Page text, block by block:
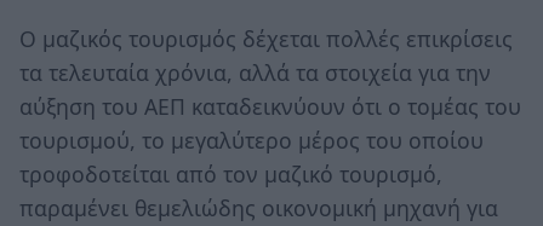
Ο μαζικός τουρισμός δέχεται πολλές επικρίσεις
τα τελευταία χρόνια, αλλά τα στοιχεία για την
αύξηση του ΑΕΠ καταδεικνύουν ότι ο τομέας του
τουρισμού, το μεγαλύτερο μέρος του οποίου
τροφοδοτείται από τον μαζικό τουρισμό,
παραμένει θεμελιώδης οικονομική μηχανή για